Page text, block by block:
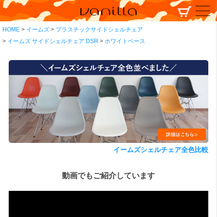
HOME イームズ
プラスチックサイドシェルチェア
イームズ サイドシェルチェア DSR
ホワイトベース
イームズシェルチェア全色比較
動画でもご紹介しています